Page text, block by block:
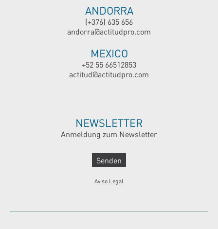
ANDORRA
(+376) 635 656
andorra@actitudpro.com
MEXICO
+52 55 66512853
actitud@actitudpro.com
NEWSLETTER
Anmeldung zum Newsletter
Senden
Aviso Legal